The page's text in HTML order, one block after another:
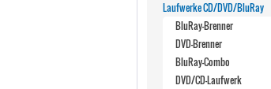
Laufwerke CD/DVD/BluRay
BluRay-Brenner
DVD-Brenner
BluRay-Combo
DVD/CD-Laufwerk